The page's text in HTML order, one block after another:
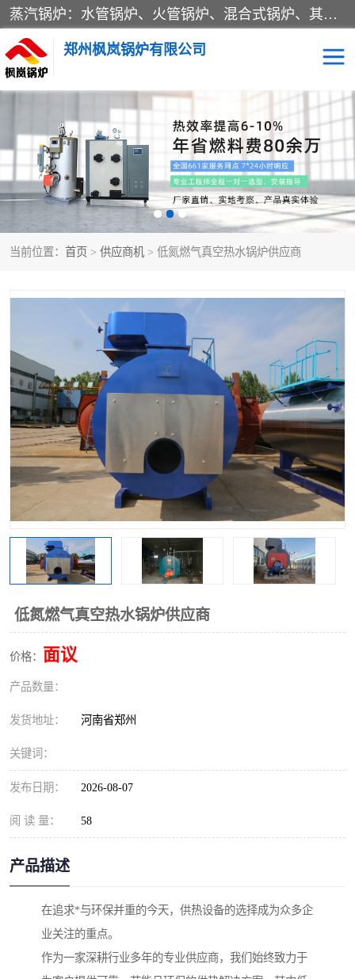
蒸汽锅炉：水管锅炉、火管锅炉、混合式锅炉、其他蒸汽锅炉； 热水锅炉：家用型集中供暖用热水锅炉、其他热水锅炉； 有机热载体锅炉； 船用蒸汽锅炉； （锅炉用辅助设备及装置）蒸汽冷凝器：表面冷凝器、混合式冷凝器、空冷式冷凝器、其他蒸汽冷凝器； 锅炉用辅助设备：节热器、蒸汽收集器、蓄能器、烟垢清除器、气体回收器、泥渣刮除器、空气预热器、其他锅炉用辅助设备；
郑州枫岚锅炉有限公司
当前位置： 首页 > 供应商机 > 低氮燃气真空热水锅炉供应商
低氮燃气真空热水锅炉供应商
价格： 面议
产品数量：
发货地址： 河南省郑州
关键词：
发布日期： 2026-08-07
阅 读 量： 58
产品描述
在追求*与环保并重的今天，供热设备的选择成为众多企
业关注的重点。
作为一家深耕行业多年的专业供应商，我们始终致力于